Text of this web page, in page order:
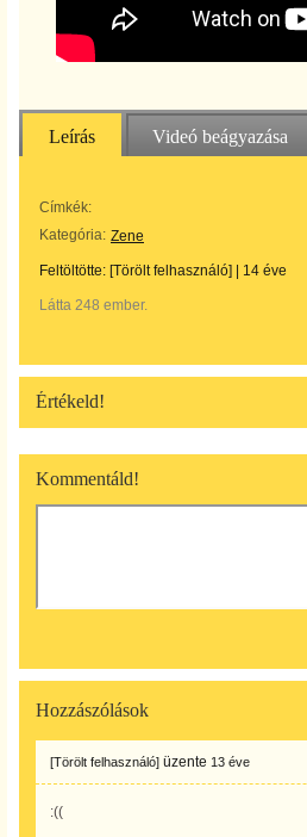
Leírás Videó beágyazása
Címkék:
Kategória: Zene
Feltöltötte: [Törölt felhasználó] 14 éve
Látta 248 ember.
Értékeld!
Kommentáld!
Hozzászólások
[Törölt felhasználó] üzente 13 éve
:((